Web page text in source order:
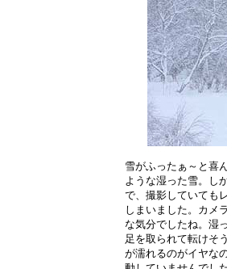
雪がふったぁ～と喜
ような湿った雪。し
で、撮影していても
しまいました。カメ
な気分でしたね。湿
足を取られて転けそ
が濡れるのがイヤな